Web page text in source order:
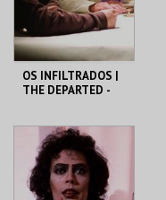
COMPRAR
OS INFILTRADOS |
THE DEPARTED -
CAPITÓLIO.
MAIS INFO